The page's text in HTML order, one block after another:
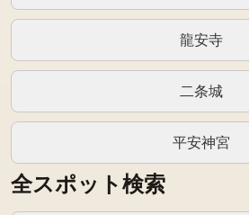
龍安寺
二条城
平安神宮
全スポット検索